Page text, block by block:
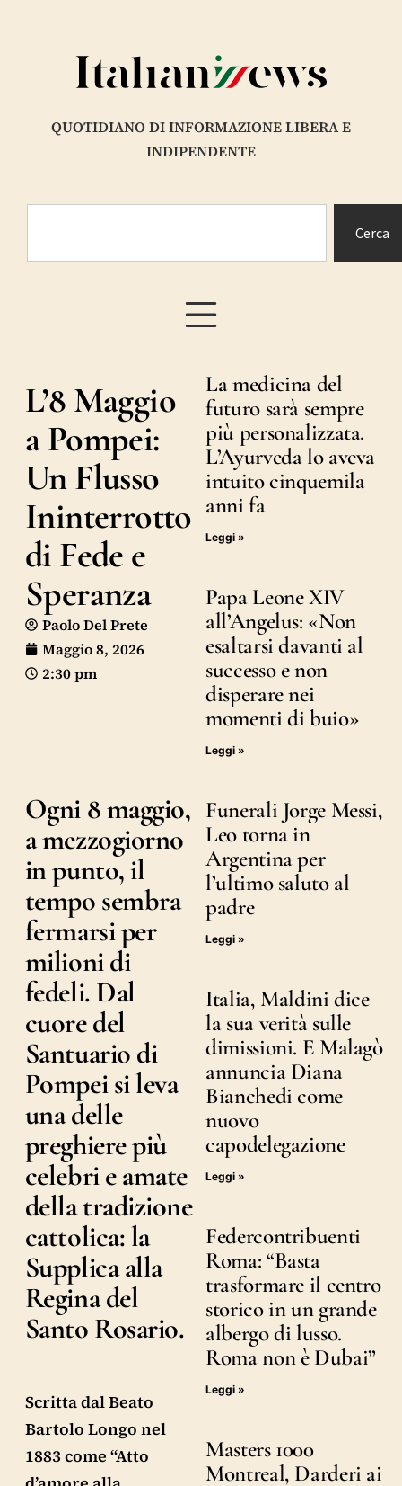
QUOTIDIANO DI INFORMAZIONE LIBERA E
INDIPENDENTE
Cerca
L’8 Maggio
a Pompei:
Un Flusso
Ininterrotto
di Fede e
Speranza
Paolo Del Prete
Maggio 8, 2026
2:30 pm
Ogni 8 maggio,
a mezzogiorno
in punto, il
tempo sembra
fermarsi per
milioni di
fedeli. Dal
cuore del
Santuario di
Pompei si leva
una delle
preghiere più
celebri e amate
della tradizione
cattolica: la
Supplica alla
Regina del
Santo Rosario.
Scritta dal Beato
Bartolo Longo nel
1883 come “Atto
La medicina del
futuro sarà sempre
più personalizzata.
L’Ayurveda lo aveva
intuito cinquemila
anni fa
Leggi »
Papa Leone XIV
all’Angelus: «Non
esaltarsi davanti al
successo e non
disperare nei
momenti di buio»
Leggi »
Funerali Jorge Messi,
Leo torna in
Argentina per
l’ultimo saluto al
padre
Leggi »
Italia, Maldini dice
la sua verità sulle
dimissioni. E Malagò
annuncia Diana
Bianchedi come
nuovo
capodelegazione
Leggi »
Federcontribuenti
Roma: “Basta
trasformare il centro
storico in un grande
albergo di lusso.
Roma non è Dubai”
Leggi »
Masters 1000
Montreal, Darderi ai